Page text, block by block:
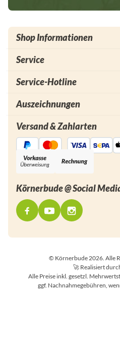
Shop Informationen
Service
Service-Hotline
Auszeichnungen
Versand & Zahlarten
Körnerbude @ Social
© Körnerbude 2026. Alle
🚀 Realisiert
Alle Preise inkl. gesetzl.
ggf. Nachnahmegebühren,